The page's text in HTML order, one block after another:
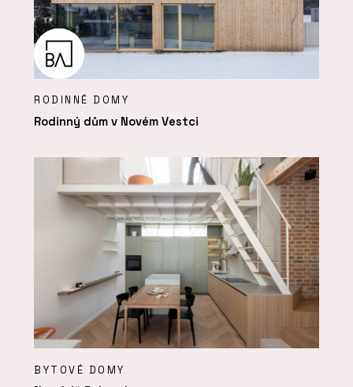
RODINNÉ DOMY
Rodinný dům v Novém Vestci
BYTOVÉ DOMY